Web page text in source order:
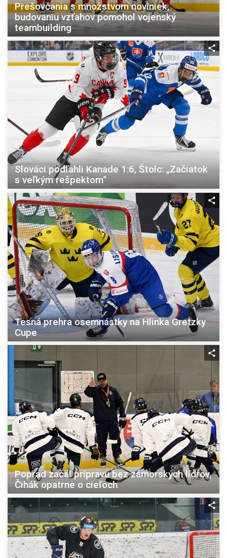
Prešovčania s množstvom noviniek,
budovaniu vzťahov pomohol vojenský
teambuilding
Slováci podľahli Kanade 1:6, Štolc: „Začiatok
s veľkým rešpektom“
Tesná prehra osemnástky na Hlinka Gretzky
Cupe
Poprad začal prípravu bez zámorských lídrov,
Čihák opatrne o cieľoch